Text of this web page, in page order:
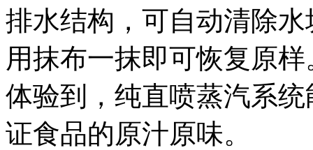
排水结构，可自动清除
用抹布一抹即可恢复原
体验到，纯直喷蒸汽系
证食品的原汁原味。